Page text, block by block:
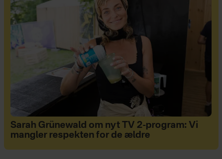
Sarah Grünewald om nyt TV 2-program: Vi
mangler respekten for de ældre